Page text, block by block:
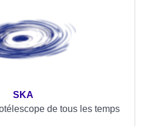
SKA
de tous les temps